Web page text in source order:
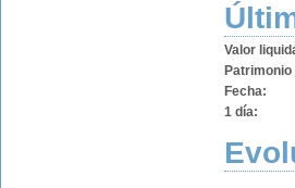
Valor
Fecha:
1 día: